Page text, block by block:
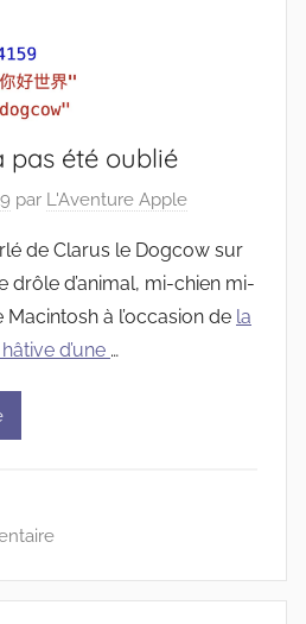
pas été oublié
par L'Aventure Apple
de Clarus le Dogcow sur
drôle d’animal, mi-chien mi-
à l’occasion de la
d’une …